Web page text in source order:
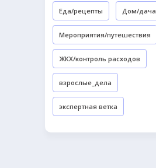
Еда/рецепты Дом/дача
Мероприятия/путешествия
ЖКХ/контроль расходов
взрослые_дела
экспертная ветка